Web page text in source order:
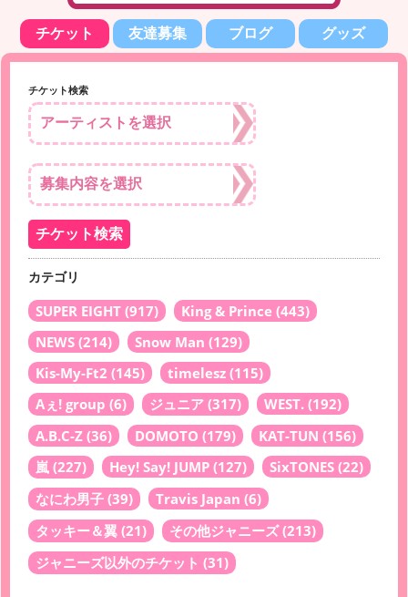
チケット 友達募集 ブログ グッズ
チケット検索
カテゴリ
SUPER EIGHT (917) King & Prince (443)
NEWS (214) Snow Man (129)
Kis-My-Ft2 (145) timelesz (115)
Aぇ! group (6) ジュニア (317) WEST. (192)
A.B.C-Z (36) DOMOTO (179) KAT-TUN (156)
嵐 (227) Hey! Say! JUMP (127) SixTONES (22)
なにわ男子 (39) Travis Japan (6)
タッキー＆翼 (21) その他ジャニーズ(213)
ジャニーズ以外のチケット (31)